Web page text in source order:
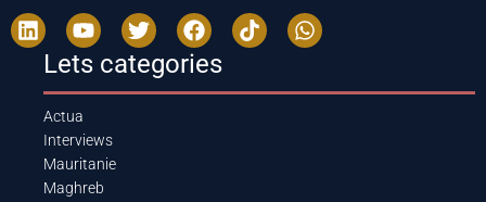
Lets categories
Actua
Interviews
Mauritanie
Maghreb